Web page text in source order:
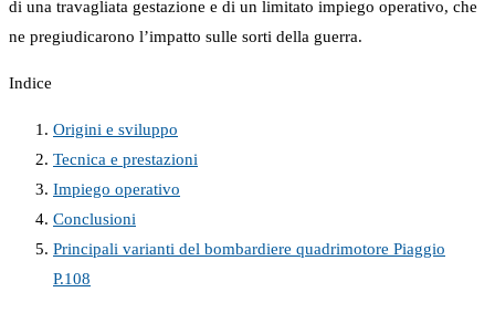
di una travagliata gestazione e di un limitato impiego operativo, che
ne pregiudicarono l’impatto sulle sorti della guerra.
Indice
Origini e sviluppo
Tecnica e prestazioni
Impiego operativo
Conclusioni
Principali varianti del bombardiere quadrimotore Piaggio
P.108